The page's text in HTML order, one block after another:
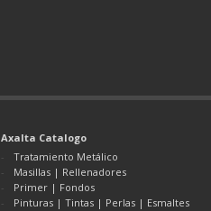
Axalta Catalogo
Tratamiento Metálico
Masillas | Rellenadores
Primer | Fondos
Pinturas | Tintas | Perlas | Esmaltes